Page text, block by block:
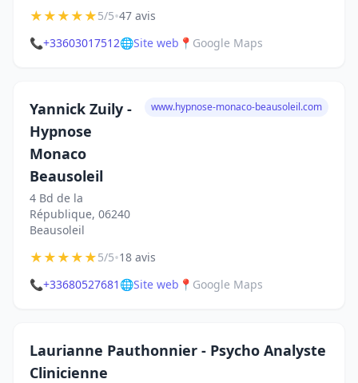
★★★★★5/5•47 avis
📞+33603017512🌐Site web 📍 Google Maps
Yannick Zuily -
Hypnose
Monaco
Beausoleil
4 Bd de la
République, 06240
Beausoleil
www.hypnose-monaco-beausoleil.com
★★★★★5/5•18 avis
📞+33680527681 🌐Site web 📍 Google Maps
Laurianne Pauthonnier - Psycho Analyste
Clinicienne